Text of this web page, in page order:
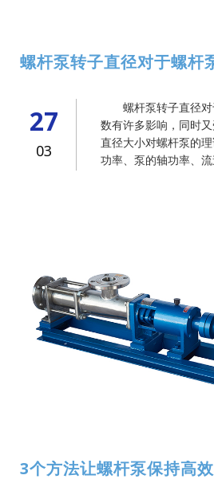
27
03
螺杆泵转子直径
数有许多影响，同时
直径大小对螺杆泵的
功率、泵的轴功率、
3个方法让螺杆泵保持高